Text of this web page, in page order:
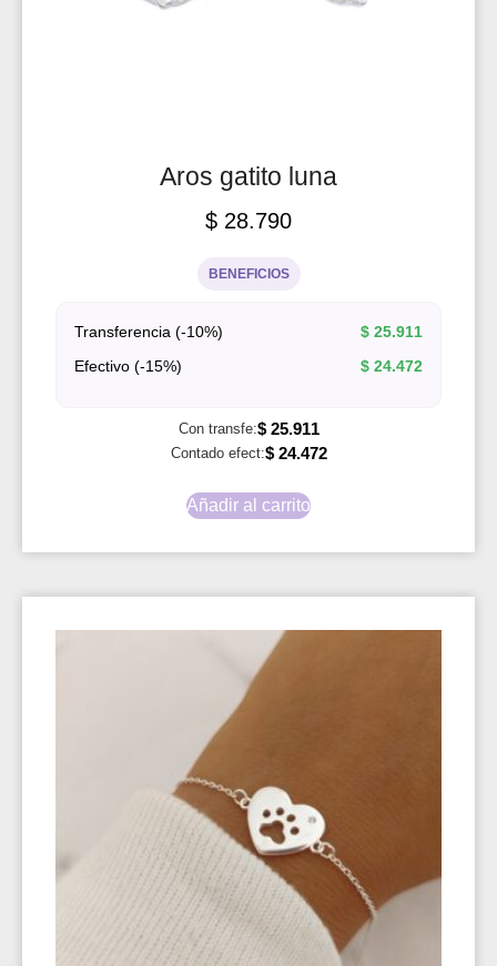
Aros gatito luna
$ 28.790
BENEFICIOS
Transferencia (-10%) $ 25.911
Efectivo (-15%)
$ 24.472
Con transfe:$25.911
Contado efect:$24.472
Añadir al carrito